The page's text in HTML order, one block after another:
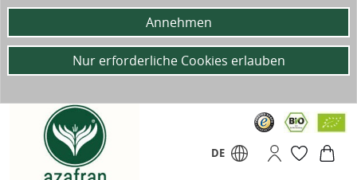
DE
Annehmen
Nur erforderliche Cookies erlauben